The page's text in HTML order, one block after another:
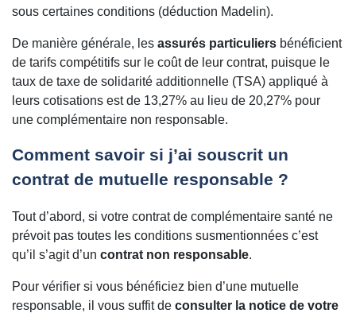
sous certaines conditions (déduction Madelin).
De manière générale, les assurés particuliers bénéficient
de tarifs compétitifs sur le coût de leur contrat, puisque le
taux de taxe de solidarité additionnelle (TSA) appliqué à
leurs cotisations est de 13,27% au lieu de 20,27% pour
une complémentaire non responsable.
Comment savoir si j’ai souscrit un
contrat de mutuelle responsable ?
Tout d’abord, si votre contrat de complémentaire santé ne
prévoit pas toutes les conditions susmentionnées c’est
qu’il s’agit d’un contrat non responsable.
Pour vérifier si vous bénéficiez bien d’une mutuelle
responsable, il vous suffit de consulter la notice de votre